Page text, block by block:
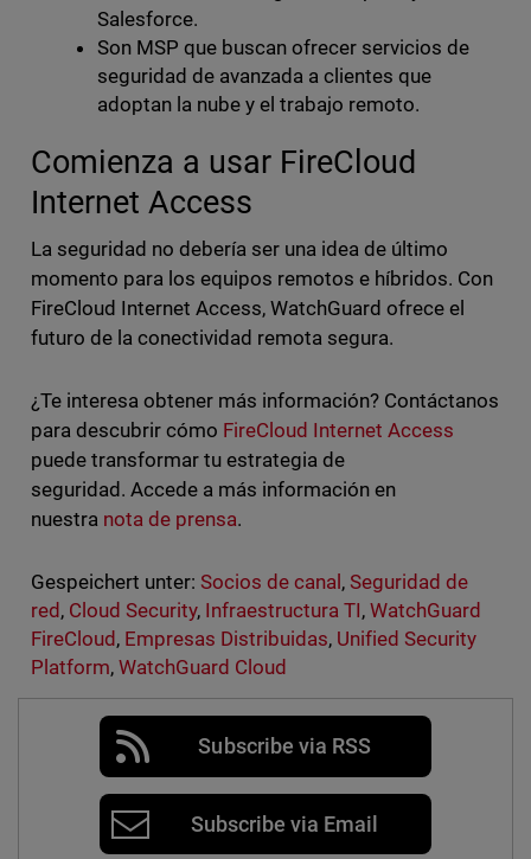
Salesforce.
Son MSP que buscan ofrecer servicios de
seguridad de avanzada a clientes que
adoptan la nube y el trabajo remoto.
Comienza a usar FireCloud
Internet Access
La seguridad no debería ser una idea de último
momento para los equipos remotos e híbridos. Con
FireCloud Internet Access, WatchGuard ofrece el
futuro de la conectividad remota segura.
¿Te interesa obtener más información? Contáctanos
para descubrir cómo FireCloud Internet Access
puede transformar tu estrategia de
seguridad. Accede a más información en
nuestra nota de prensa.
Gespeichert unter: Socios de canal ,Seguridad de
red , Cloud Security, Infraestructura TI,WatchGuard
FireCloud , Empresas Distribuidas, Unified Security
Platform, WatchGuard Cloud
Subscribe via RSS
Subscribe via Email